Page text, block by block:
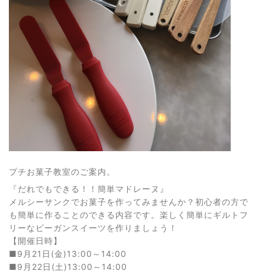
プチお菓子教室のご案内。
『だれでもできる！！簡単マドレーヌ』
メルシーサンクでお菓子を作ってみませんか？初心者の方で
も簡単に作ることのできる内容です。楽しく簡単にギルトフ
リーなビーガンスイーツを作りましょう！
【開催日時】
■9月21日(金)13:00～14:00
■9月22日(土)13:00～14:00